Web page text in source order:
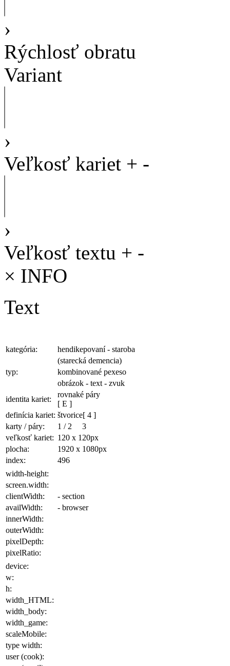
›
Rýchlosť obratu
Variant
›
Veľkosť kariet + -
›
Veľkosť textu + -
× INFO
Text
kategória:
hendikepovaní - staroba
(starecká demencia)
typ:
kombinované pexeso
obrázok - text - zvuk
identita kariet:
rovnaké páry
[ E ]
definícia kariet: štvorice[ 4 ]
karty / páry:
1 / 2
3
veľkosť kariet: 120 x 120px
plocha: 1920 x 1080px
index:
496
width-height:
screen.width:
clientWidth:
- section
availWidth:
- browser
innerWidth:
outerWidth:
pixelDepth:
pixelRatio:
device:
w:
h:
width_HTML:
width_body:
width_game:
scaleMobile:
type width:
user (cook):